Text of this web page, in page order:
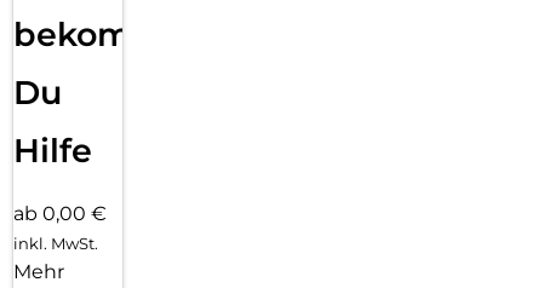
bekommst
Du
Hilfe
ab 0,00 €
inkl. MwSt.
Mehr